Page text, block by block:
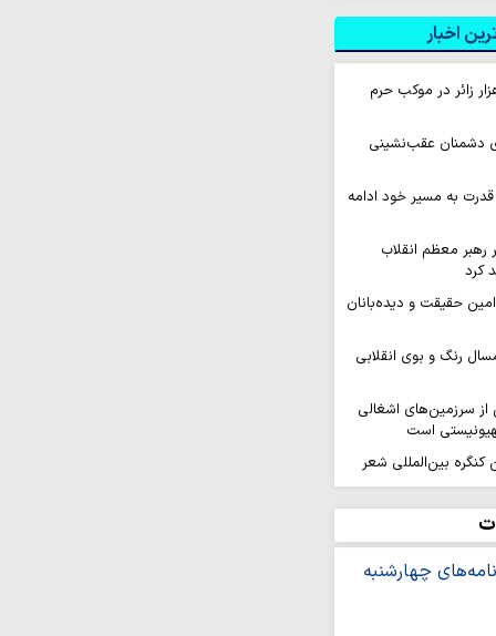
اخبار
روزانه ۱۰ هزار زائر در موکب حرم
دشمنان عقب‌نشینی
به مسیر خود ادامه
رهبر معظم انقلاب
کرد
امین حقیقت و دیده‌بانان
رنگ و بوی انقلابی
سرزمین‌های اشغالی
است
کنگره بین‌المللی شعر
برگزار…
قدرت میدانی و
می‌گیرد
ثمره حضور مردم در
مسلح است